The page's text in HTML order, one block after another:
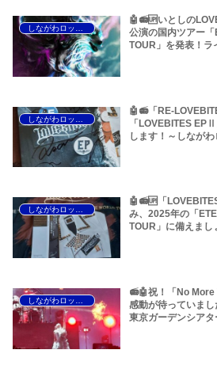
🤖📻🆙いとしの
公演の国内ツアー
TOUR」を発表！ラ
🤖📻「RE-
「LOVEBITES
します！～しなが
しながわロックラジオ
🤖📻🆙「
み、2025年の「
TOUR」に備えまし
しながわロックラジオ
📻🤖祝！「No
感動が待っていま
東京ガーデンシア